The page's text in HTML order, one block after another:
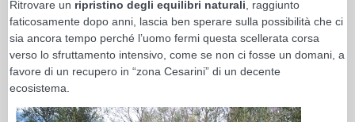
Ritrovare un ripristino degli equilibri naturali , raggiunto
faticosamente dopo anni, lascia ben sperare sulla possibilità che ci
sia ancora tempo perché l’uomo fermi questa scellerata corsa
verso lo sfruttamento intensivo, come se non ci fosse un domani, a
favore di un recupero in “zona Cesarini” di un decente
ecosistema.